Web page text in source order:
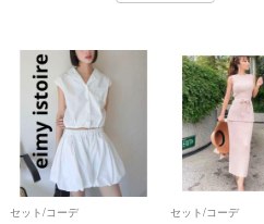
セット/コーデ セット/コーデ